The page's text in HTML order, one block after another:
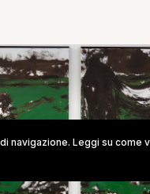
Leggi su come